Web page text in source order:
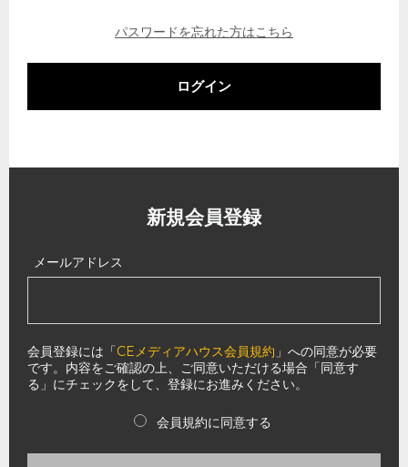
パスワードを忘れた方はこちら
ログイン
新規会員登録
メールアドレス
会員登録には「CEメディアハウス会員規約 」への同意が必要
です。内容をご確認の上、ご同意いただける場合「同意す
る」にチェックをして、登録にお進みください。
会員規約に同意する